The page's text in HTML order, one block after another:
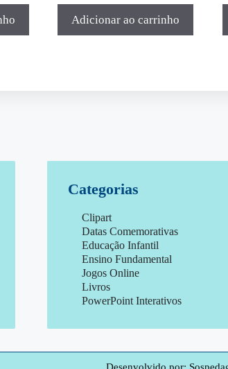
Adicionar ao carrinho
Categorias
Clipart
Datas Comemorativas
Educação Infantil
Ensino Fundamental
Jogos Online
Livros
PowerPoint Interativos
Desenvolvido por: